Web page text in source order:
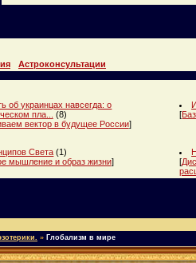
Астроконсультации
об украинцах навсегда: о
пла...
(8)
вектор в будущее России]
[
Света (1)
мышление и образ жизни]
[
» Глобализм в мире